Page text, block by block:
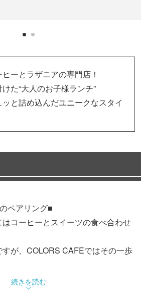
ーとラザニアの専門店！
た“大人のお子様ランチ”
と詰め込んだユニークなスタイ
ペアリング■
コーヒーとスイーツの食べ合わせ
が、COLORS CAFEではその一歩
ア」にフォーカスをあてて
ヒー」とのペアリングをご提供しま
続きを読む